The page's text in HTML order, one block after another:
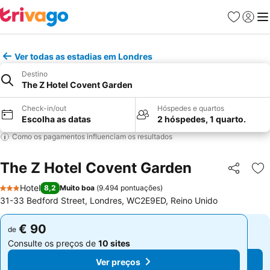
Favoritos
Iniciar
Ver todas as estadias em Londres
Destino
The Z Hotel Covent Garden
Check-in/out
Escolha as datas
Hóspedes e quartos
2 hóspedes, 1 quarto.
Como os pagamentos influenciam os resultados
The Z Hotel Covent Garden Partilhar
3 Estrelas
Hotel 8,2 Muito boa (9.494 pontuações)
31-33 Bedford Street, Londres, WC2E9ED, Reino Unido
de € 90
Consulte os preços de 10 sites
Ver preços
de € 90
Consulte os preços de 10 sites
Ver preços